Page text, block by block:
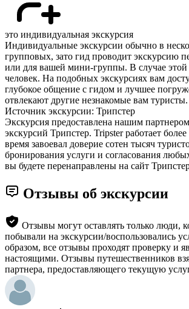
это индивидуальная экскурсия
Индивидуальные экскурсии обычно в
групповых, зато гид проводит экскурсию
или для вашей мини-группы. В случае этой
человек. На подобных экскурсиях вам
глубокое общение с гидом и лучшее
отвлекают другие незнакомые вам туристы.
Источник экскурсии: Трипстер
Экскурсия предоставлена нашим
экскурсий Трипстер. Tripster работает более
время завоевал доверие сотен тысяч
бронирования услуги и согласования
вы будете перенаправлены на сайт
Отзывы об экскурсии
Отзывы могут оставлять только люди,
побывали на экскурсии/воспользовались
образом, все отзывы проходят проверку и
настоящими. Отзывы путешественников
партнера, предоставляющего текущую